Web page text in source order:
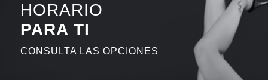
HORARIO
PARA TI
CONSULTA LAS OPCIONES